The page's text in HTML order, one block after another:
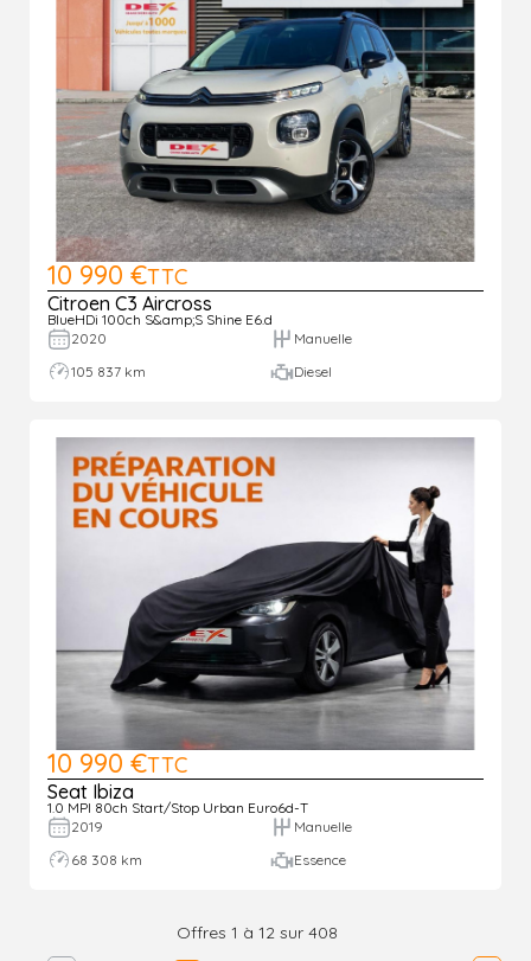
10 990 €TTC
Citroen C3 Aircross
BlueHDi 100ch S&amp;S Shine E6.d
2020
Manuelle
105 837 km
Diesel
10 990 €TTC
Seat Ibiza
1.0 MPI 80ch Start/Stop Urban Euro6d-T
2019
Manuelle
68 308 km
Essence
Offres 1 à 12 sur 408